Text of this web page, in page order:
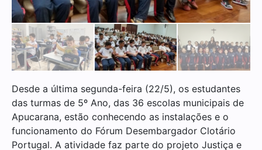
Desde a última segunda-feira (22/5), os estudantes
das turmas de 5º Ano, das 36 escolas municipais de
Apucarana, estão conhecendo as instalações e o
funcionamento do Fórum Desembargador Clotário
Portugal. A atividade faz parte do projeto Justiça e